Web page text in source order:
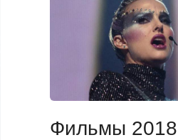
Фильмы 2018